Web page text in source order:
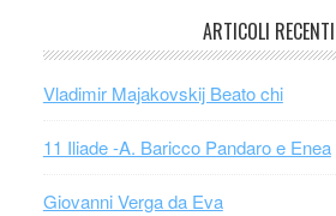
ARTICOLI RECENTI
Vladimir Majakovskij Beato chi
11 Iliade -A. Baricco Pandaro e Enea
Giovanni Verga da Eva